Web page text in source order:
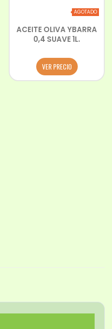
AGOTADO
ACEITE OLIVA YBARRA
0,4 SUAVE 1L.
VER PRECIO